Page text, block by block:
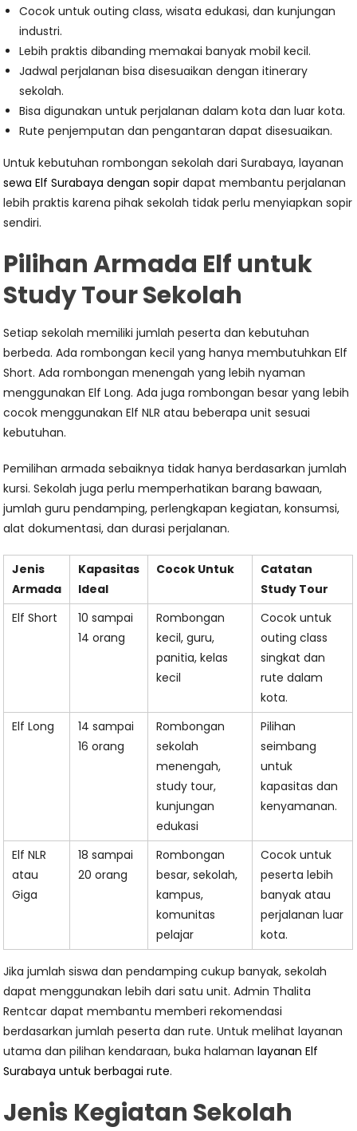
Cocok untuk outing class, wisata edukasi, dan kunjungan
industri.
Lebih praktis dibanding memakai banyak mobil kecil.
Jadwal perjalanan bisa disesuaikan dengan itinerary
sekolah.
Bisa digunakan untuk perjalanan dalam kota dan luar kota.
Rute penjemputan dan pengantaran dapat disesuaikan.
Untuk kebutuhan rombongan sekolah dari Surabaya, layanan
sewa Elf Surabaya dengan sopir dapat membantu perjalanan
lebih praktis karena pihak sekolah tidak perlu menyiapkan sopir
sendiri.
Pilihan Armada Elf untuk
Study Tour Sekolah
Setiap sekolah memiliki jumlah peserta dan kebutuhan
berbeda. Ada rombongan kecil yang hanya membutuhkan Elf
Short. Ada rombongan menengah yang lebih nyaman
menggunakan Elf Long. Ada juga rombongan besar yang lebih
cocok menggunakan Elf NLR atau beberapa unit sesuai
kebutuhan.
Pemilihan armada sebaiknya tidak hanya berdasarkan jumlah
kursi. Sekolah juga perlu memperhatikan barang bawaan,
jumlah guru pendamping, perlengkapan kegiatan, konsumsi,
alat dokumentasi, dan durasi perjalanan.
Jenis
Armada
Kapasitas
Ideal
Cocok Untuk
Catatan
Study Tour
Elf Short
10 sampai
14 orang
Rombongan
kecil, guru,
panitia, kelas
kecil
Cocok untuk
outing class
singkat dan
rute dalam
kota.
Elf Long
14 sampai
16 orang
Rombongan
sekolah
menengah,
study tour,
kunjungan
edukasi
Pilihan
seimbang
untuk
kapasitas dan
kenyamanan.
Elf NLR
atau
Giga
18 sampai
20 orang
Rombongan
besar, sekolah,
kampus,
komunitas
pelajar
Cocok untuk
peserta lebih
banyak atau
perjalanan luar
kota.
Jika jumlah siswa dan pendamping cukup banyak, sekolah
dapat menggunakan lebih dari satu unit. Admin Thalita
Rentcar dapat membantu memberi rekomendasi
berdasarkan jumlah peserta dan rute. Untuk melihat layanan
utama dan pilihan kendaraan, buka halamanlayanan Elf
Surabaya untuk berbagai rute.
Jenis Kegiatan Sekolah